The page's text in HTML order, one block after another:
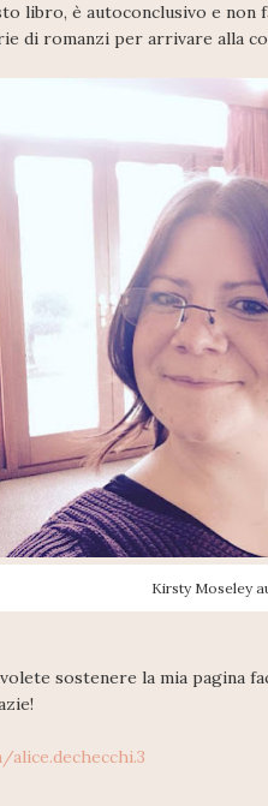
libro, è autoconclusivo e
di romanzi per arrivare alla
Kirsty Moseley
sostenere la mia pagina